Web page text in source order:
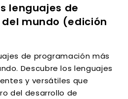
lenguajes de
mundo (edición
de programación más
Descubre los lenguajes
y versátiles que
del desarrollo de